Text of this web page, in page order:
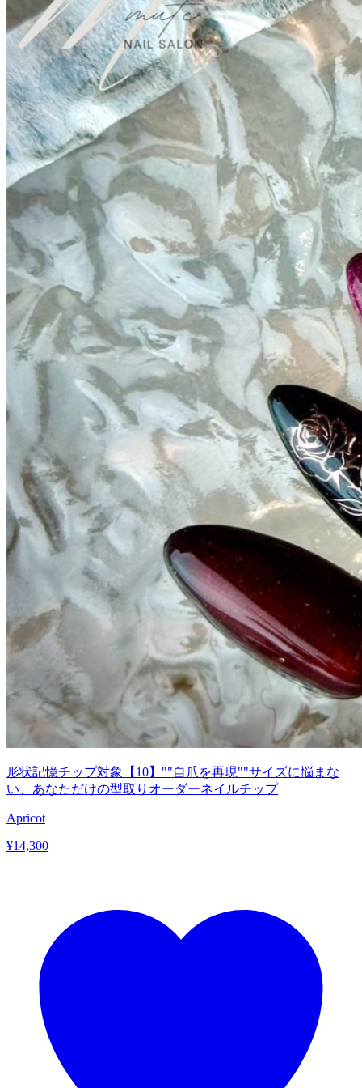
形状記憶チップ対象【10】""自爪を再現""サイズに悩まな
い、あなただけの型取りオーダーネイルチップ
Apricot
¥14,300